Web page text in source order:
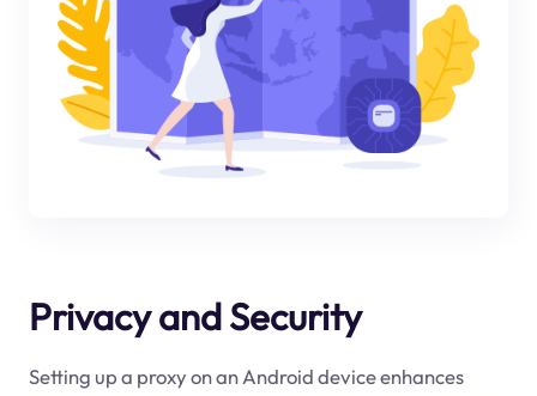
Privacy and Security
Setting up a proxy on an Android device enhances